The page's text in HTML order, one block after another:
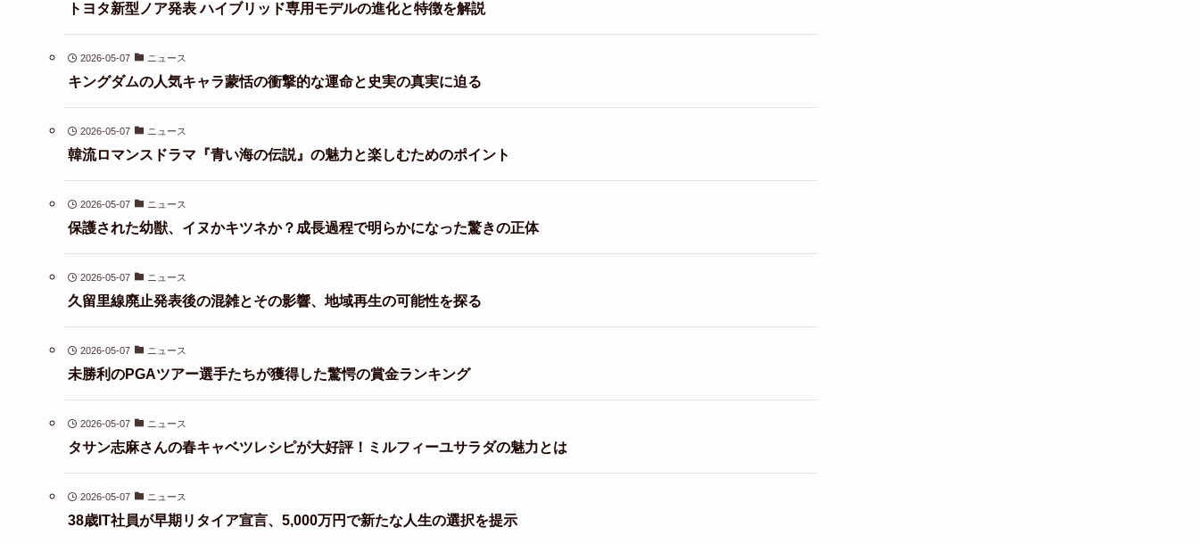
トヨタ新型ノア発表 ハイブリッド専用モデルの進化と特徴を解説
2026-05-07 ニュース
キングダムの人気キャラ蒙恬の衝撃的な運命と史実の真実に迫る
2026-05-07 ニュース
韓流ロマンスドラマ『青い海の伝説』の魅力と楽しむためのポイント
2026-05-07 ニュース
保護された幼獣、イヌかキツネか？成長過程で明らかになった驚きの正体
2026-05-07 ニュース
久留里線廃止発表後の混雑とその影響、地域再生の可能性を探る
2026-05-07 ニュース
未勝利のPGAツアー選手たちが獲得した驚愕の賞金ランキング
2026-05-07 ニュース
タサン志麻さんの春キャベツレシピが大好評！ミルフィーユサラダの魅力とは
2026-05-07 ニュース
38歳IT社員が早期リタイア宣言、5,000万円で新たな人生の選択を提示